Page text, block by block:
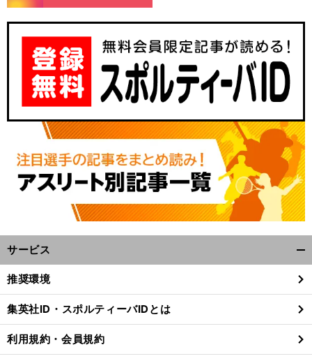
へ
サービス
閉
る
推奨環境
集英社ID・スポルティーバIDとは
利用規約・会員規約